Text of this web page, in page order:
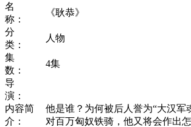
名
称：
《耿恭》
分
类：
人物
集
数：
4集
导
演：
内容简
介：
他是谁？为何被后人誉为“大汉军
对百万匈奴铁骑，他又将会作出